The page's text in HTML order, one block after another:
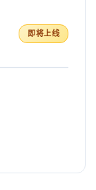
即将上线